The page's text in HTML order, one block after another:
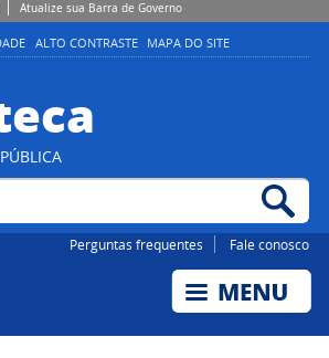
Atualize sua Barra de Governo
ALTO CONTRASTE MAPA DO SITE
Perguntas frequentes Fale conosco